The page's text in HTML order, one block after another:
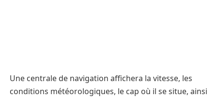
Une centrale de navigation affichera la vitesse, les
conditions météorologiques, le cap où il se situe, ainsi